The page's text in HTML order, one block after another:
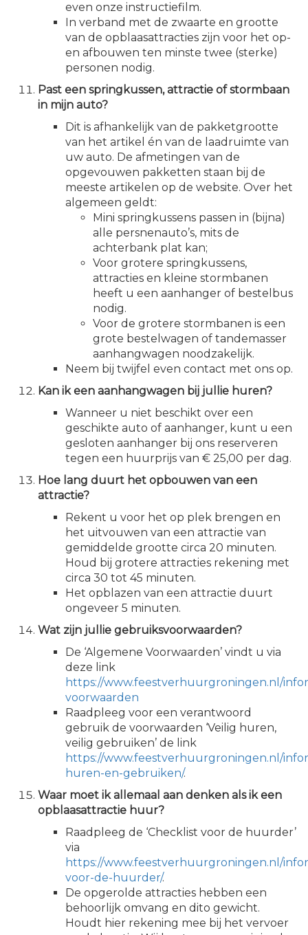
even onze instructiefilm.
In verband met de zwaarte en grootte
van de opblaasattracties zijn voor het op-
en afbouwen ten minste twee (sterke)
personen nodig.
Past een springkussen, attractie of stormbaan
in mijn auto?
Dit is afhankelijk van de pakketgrootte
van het artikel én van de laadruimte van
uw auto. De afmetingen van de
opgevouwen pakketten staan bij de
meeste artikelen op de website. Over het
algemeen geldt:
Mini springkussens passen in (bijna)
alle persnenauto’s, mits de
achterbank plat kan;
Voor grotere springkussens,
attracties en kleine stormbanen
heeft u een aanhanger of bestelbus
nodig.
Voor de grotere stormbanen is een
grote bestelwagen of tandemasser
aanhangwagen noodzakelijk.
Neem bij twijfel even contact met ons op.
Kan ik een aanhangwagen bij jullie huren?
Wanneer u niet beschikt over een
geschikte auto of aanhanger, kunt u een
gesloten aanhanger bij ons reserveren
tegen een huurprijs van € 25,00 per dag.
Hoe lang duurt het opbouwen van een
attractie?
Rekent u voor het op plek brengen en
het uitvouwen van een attractie van
gemiddelde grootte circa 20 minuten.
Houd bij grotere attracties rekening met
circa 30 tot 45 minuten.
Het opblazen van een attractie duurt
ongeveer 5 minuten.
Wat zijn jullie gebruiksvoorwaarden?
De ‘Algemene Voorwaarden’ vindt u via
deze link
https://www.feestverhuurgroningen.nl/
voorwaarden
Raadpleeg voor een verantwoord
gebruik de voorwaarden ‘Veilig huren,
veilig gebruiken’ de link
https://www.feestverhuurgroningen.nl/
huren-en-gebruiken/.
Waar moet ik allemaal aan denken als ik een
opblaasattractie huur?
Raadpleeg de ‘Checklist voor de huurder’
via
https://www.feestverhuurgroningen.nl/
voor-de-huurder/.
De opgerolde attracties hebben een
behoorlijk omvang en dito gewicht.
Houdt hier rekening mee bij het vervoer